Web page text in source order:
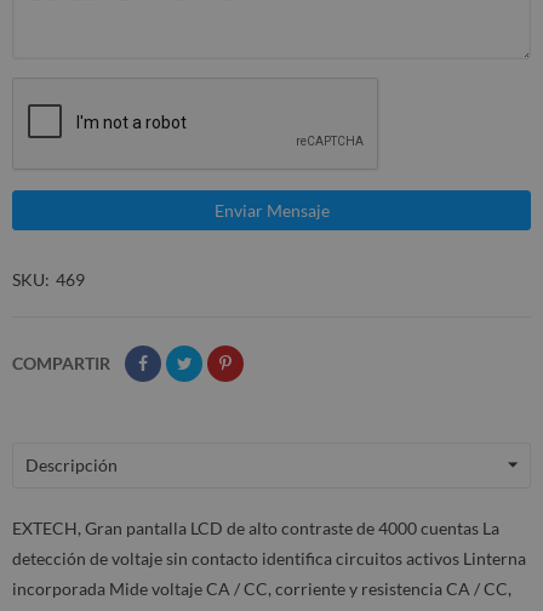
SKU 469
COMPARTIR
Descripción
EXTECH, Gran pantalla LCD de alto contraste de 4000 cuentas La
detección de voltaje sin contacto identifica circuitos activos Linterna
incorporada Mide voltaje CA / CC, corriente y resistencia CA / CC,